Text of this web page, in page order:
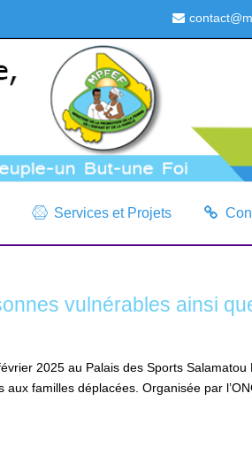
Services et Projets
vulnérables ainsi
2025 au Palais des Sports Salamatou
familles déplacées. Organisée par